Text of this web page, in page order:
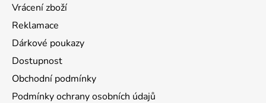
Vrácení zboží
Reklamace
Dárkové poukazy
Dostupnost
Obchodní podmínky
Podmínky ochrany osobních údajů